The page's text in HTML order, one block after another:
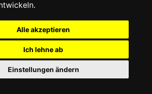
Alle akzeptieren
Ich lehne ab
Einstellungen ändern